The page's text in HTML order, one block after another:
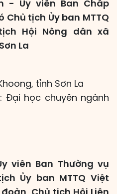
- Ủy viên Ban Chấp
Chủ tịch Ủy ban MTTQ
Hội Nông dân xã
La
tỉnh Sơn La
Đại học chuyên ngành
viên Ban Thường vụ
Ủy ban MTTQ Việt